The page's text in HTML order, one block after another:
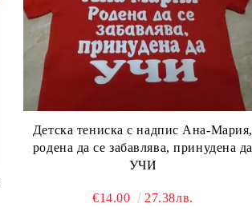
Детска тениска с надпис Ана-Мария,
родена да се забавлява, принудена да
УЧИ
€14.00 27.38лв.